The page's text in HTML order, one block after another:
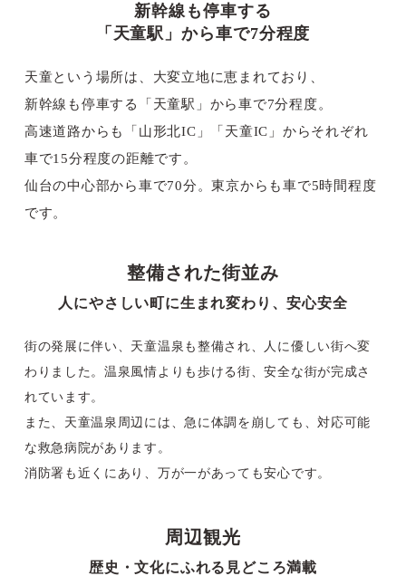
新幹線も停車する
「天童駅」から車で7分程度
天童という場所は、大変立地に恵まれており、
新幹線も停車する「天童駅」から車で7分程度。
高速道路からも「山形北IC」「天童IC」からそれぞれ
車で15分程度の距離です。
仙台の中心部から車で70分。東京からも車で5時間程度
です。
整備された街並み
人にやさしい町に生まれ変わり、安心安全
街の発展に伴い、天童温泉も整備され、人に優しい街へ変
わりました。温泉風情よりも歩ける街、安全な街が完成さ
れています。
また、天童温泉周辺には、急に体調を崩しても、対応可能
な救急病院があります。
消防署も近くにあり、万が一があっても安心です。
周辺観光
歴史・文化にふれる見どころ満載